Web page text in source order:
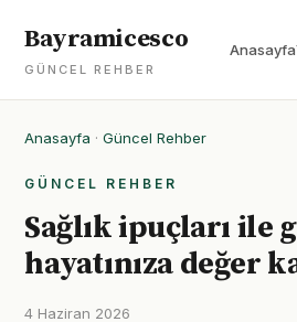
Bayramicesco
GÜNCEL REHBER
Anasayfa
Anasayfa · Güncel Rehber
GÜNCEL REHBER
Sağlık ipuçları ile
hayatınıza değer
4 Haziran 2026